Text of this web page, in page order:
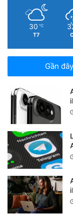
Không
sạc
Một sai lầm
mới sạc. Việc
tuổi thọ theo
30 ℃
T7
Gần đây